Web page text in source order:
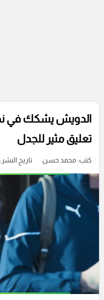
الدويش يشكك في
تعليق مثير للجدل
كتب:محمد حسن تاريخ النشر: 01/07/2025